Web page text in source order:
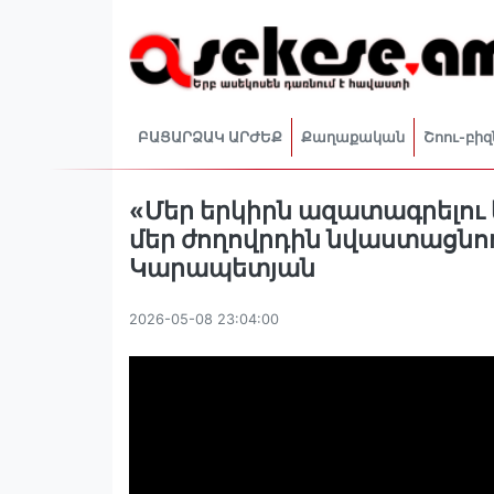
ԲԱՑԱՐՁԱԿ ԱՐԺԵՔ Քաղաքական Շոու-
«Մեր երկիրն
մեր ժողովրդին
Կարապետյան
2026-05-08 23:04:00